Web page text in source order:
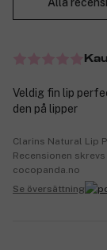
Veldig fin lip
den på lipper
Clarins Natural Lip
Recensionen
cocopanda.no
Se översättning